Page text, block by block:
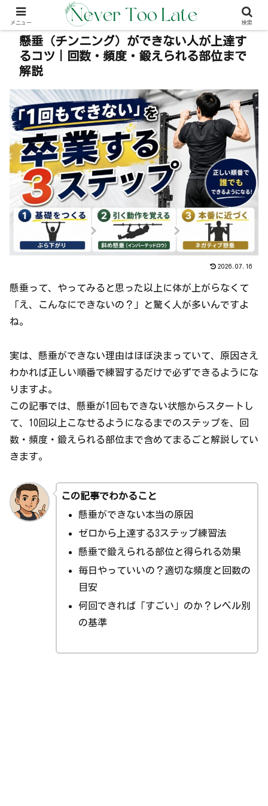
本事内には広告が含む場合があります（PR）
懸垂（チンニング）ができない人が上達す
るコツ｜回数・頻度・鍛えられる部位まで
解説
2026.07.16
懸垂って、やってみると思った以上に体が上がらなくて
「え、こんなにできないの？」と驚く人が多いんですよ
ね。
実は、懸垂ができない理由はほぼ決まっていて、原因さえ
わかれば正しい順番で練習するだけで必ずできるようにな
りますよ。
この記事では、懸垂が1回もできない状態からスタートし
て、10回以上こなせるようになるまでのステップを、回
数・頻度・鍛えられる部位まで含めてまるごと解説してい
きます。
この記事でわかること
懸垂ができない本当の原因
ゼロから上達する3ステップ練習法
懸垂で鍛えられる部位と得られる効果
毎日やっていいの？適切な頻度と回数の
目安
何回できれば「すごい」のか？レベル別
の基準
メニュー 検索